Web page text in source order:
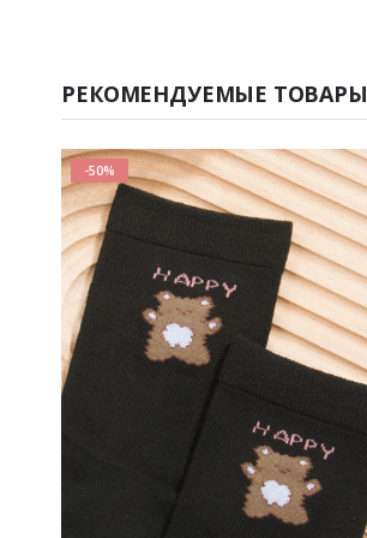
РЕКОМЕНДУЕМЫЕ ТОВАРЫ
-50%